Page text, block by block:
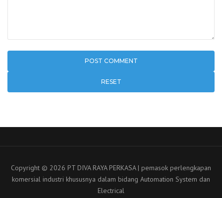
RESET
Copyright © 2026 PT DIVA RAYA PERKASA | pemasok perlengkapan
komersial industri khususnya dalam bidang Automation System dan
Electrical